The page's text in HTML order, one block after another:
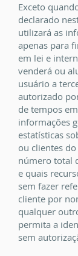
Exceto
declarado
utilizará as
apenas para
em lei e
venderá ou
usuário a
autorizado
de tempos
informações
estatísticas
ou clientes
número total
e quais
sem fazer
cliente por
qualquer
permita a
sem